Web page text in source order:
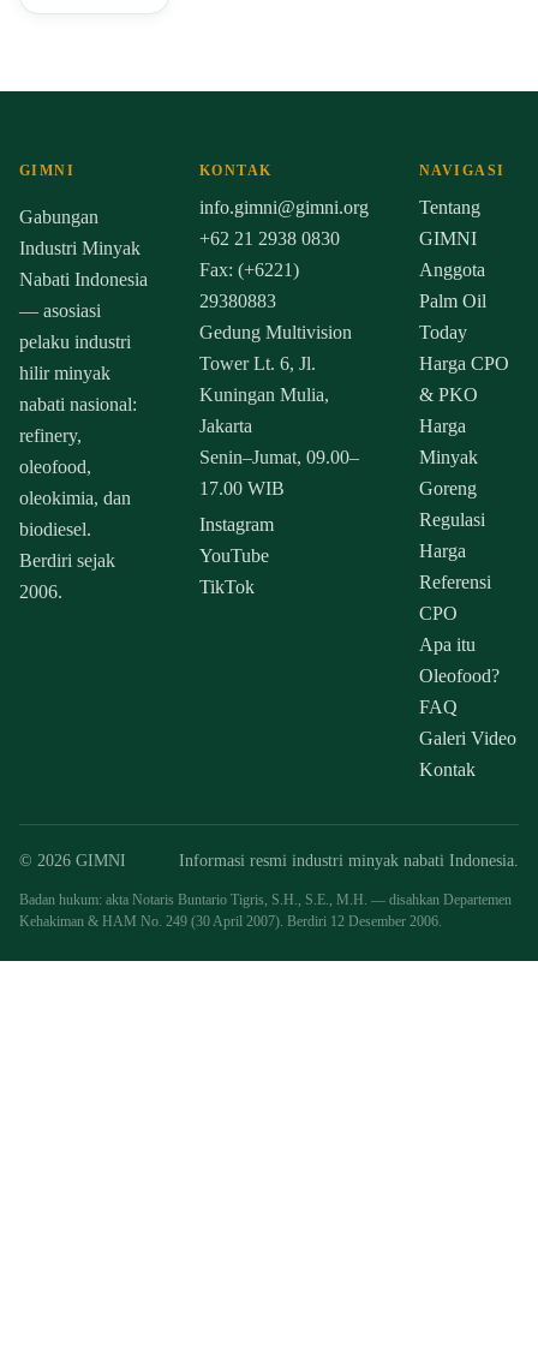
GIMNI
Gabungan
Industri Minyak
Nabati Indonesia
— asosiasi
pelaku industri
hilir minyak
nabati nasional:
refinery,
oleofood,
oleokimia, dan
biodiesel.
Berdiri sejak
2006.
KONTAK
info.gimni@gimni.org
+62 21 2938 0830
Fax: (+6221)
29380883
Gedung Multivision
Tower Lt. 6, Jl.
Kuningan Mulia,
Jakarta
Senin–Jumat, 09.00–
17.00 WIB
Instagram
YouTube
TikTok
NAVIGASI
Tentang
GIMNI
Anggota
Palm Oil
Today
Harga CPO
& PKO
Harga
Minyak
Goreng
Regulasi
Harga
Referensi
CPO
Apa itu
Oleofood?
FAQ
Galeri Video
Kontak
© 2026 GIMNI Informasi resmi industri minyak nabati Indonesia.
Badan hukum: akta Notaris Buntario Tigris, S.H., S.E., M.H. — disahkan Departemen
Kehakiman & HAM No. 249 (30 April 2007). Berdiri 12 Desember 2006.